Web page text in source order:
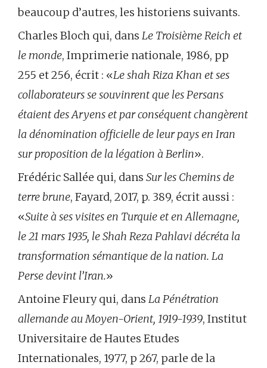
beaucoup d’autres, les historiens suivants.
Charles Bloch qui, dans Le Troisième Reich et
le monde, Imprimerie nationale, 1986, pp
255 et 256, écrit : «Le shah Riza Khan et ses
collaborateurs se souvinrent que les Persans
étaient des Aryens et par conséquent changèrent
la dénomination officielle de leur pays en Iran
sur proposition de la légation à Berlin».
Frédéric Sallée qui, dans Sur les Chemins de
terre brune, Fayard, 2017, p. 389, écrit aussi :
«Suite à ses visites en Turquie et en Allemagne,
le 21 mars 1935, le Shah Reza Pahlavi décréta la
transformation sémantique de la nation. La
Perse devint l’Iran.»
Antoine Fleury qui, dans La Pénétration
allemande au Moyen-Orient, 1919-1939, Institut
Universitaire de Hautes Etudes
Internationales, 1977, p 267, parle de la